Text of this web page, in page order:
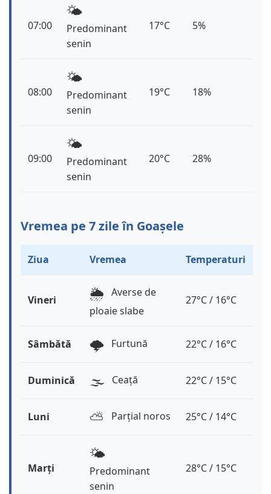
07:00
🌤️
Predominant
senin
17°C 5%
08:00
🌤️
Predominant
senin
19°C 18%
09:00
🌤️
Predominant
senin
20°C 28%
Vremea pe 7 zile în Goașele
Ziua Vremea Temperaturi
Vineri 🌦️ Averse de
ploaie slabe
27°C / 16°C
Sâmbătă 🌩️ Furtună 22°C / 16°C
Duminică 🌫️ Ceață 22°C / 15°C
Luni ⛅️ Parțial noros 25°C / 14°C
Marți
🌤️
Predominant
senin
28°C / 15°C